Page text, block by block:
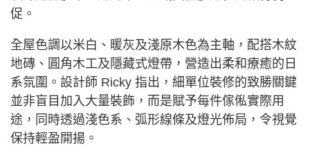
促。
全屋色調以米白、暖灰及淺原木色為主軸，配搭木紋
地磚、圓角木工及隱藏式燈帶，營造出柔和療癒的日
系氛圍。設計師 Ricky 指出，細單位裝修的致勝關鍵
並非盲目加入大量裝飾，而是賦予每件傢俬實際用
途，同時透過淺色系、弧形線條及燈光佈局，令視覺
保持輕盈開揚。